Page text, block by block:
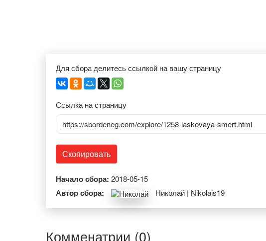
Для сбора делитесь ссылкой на вашу страницу
Ссылка на страницу
https://sbordeneg.com/explore/1258-laskovaya-smert.html
Скопировать
Начало сбора: 2018-05-15
Автор сбора: Николай | Nikolais19
Комменатрии (0)